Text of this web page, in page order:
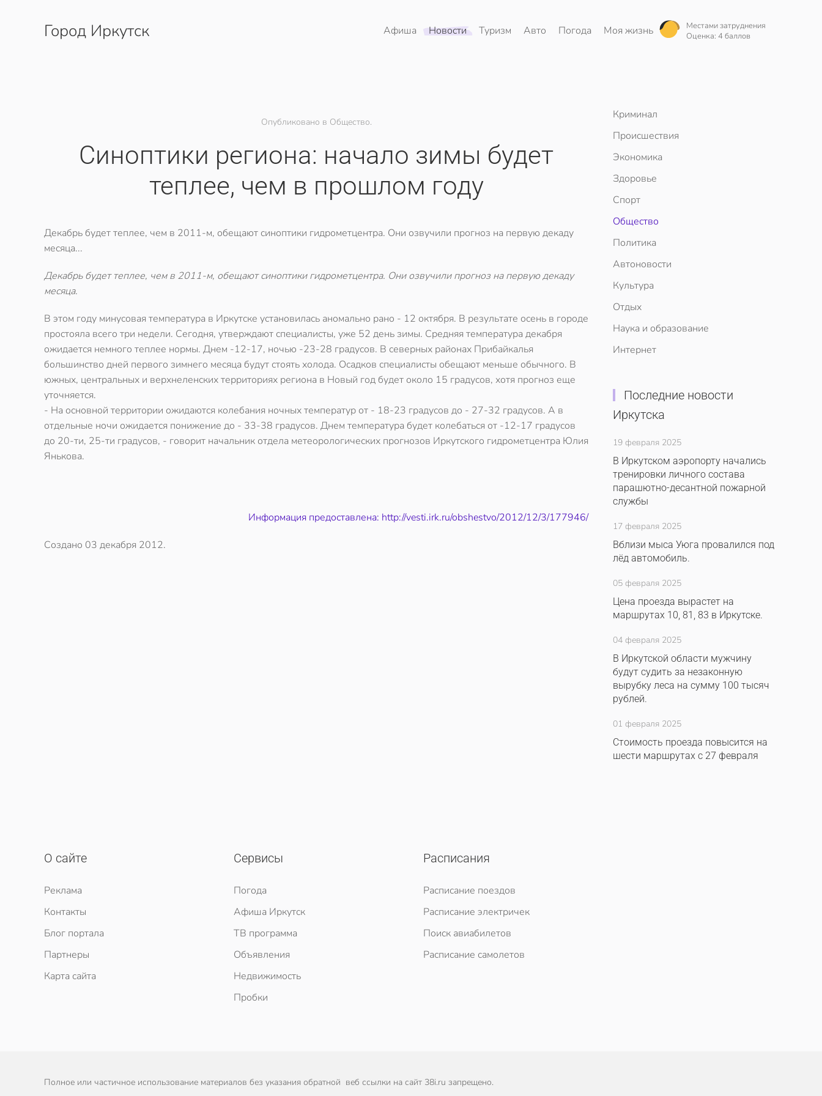
Перейти к содержимому
Город Иркутск Афиша Новости Туризм Авто Погода Моя жизнь
Местами затруднения
Оценка: 4 баллов
Опубликовано в Общество.
Синоптики региона: начало зимы будет
теплее, чем в прошлом году
Декабрь будет теплее, чем в 2011-м, обещают синоптики гидрометцентра. Они озвучили прогноз на первую декаду
месяца...
Декабрь будет теплее, чем в 2011-м, обещают синоптики гидрометцентра. Они озвучили прогноз на первую декаду
месяца.
В этом году минусовая температура в Иркутске установилась аномально рано - 12 октября. В результате осень в городе
простояла всего три недели. Сегодня, утверждают специалисты, уже 52 день зимы. Средняя температура декабря
ожидается немного теплее нормы. Днем -12-17, ночью -23-28 градусов. В северных районах Прибайкалья
большинство дней первого зимнего месяца будут стоять холода. Осадков специалисты обещают меньше обычного. В
южных, центральных и верхнеленских территориях региона в Новый год будет около 15 градусов, хотя прогноз еще
уточняется.
- На основной территории ожидаются колебания ночных температур от - 18-23 градусов до - 27-32 градусов. А в
отдельные ночи ожидается понижение до - 33-38 градусов. Днем температура будет колебаться от -12-17 градусов
до 20-ти, 25-ти градусов, - говорит начальник отдела метеорологических прогнозов Иркутского гидрометцентра Юлия
Янькова.
Информация предоставлена: http://vesti.irk.ru/obshestvo/2012/12/3/177946/
Создано 03 декабря 2012.
Криминал
Происшествия
Экономика
Здоровье
Спорт
Общество
Политика
Автоновости
Культура
Отдых
Наука и образование
Интернет
Последние новости
Иркутска
19 февраля 2025
В Иркутском аэропорту начались
тренировки личного состава
парашютно-десантной пожарной
службы
17 февраля 2025
Вблизи мыса Уюга провалился под
лёд автомобиль.
05 февраля 2025
Цена проезда вырастет на
маршрутах 10, 81, 83 в Иркутске.
04 февраля 2025
В Иркутской области мужчину
будут судить за незаконную
вырубку леса на сумму 100 тысяч
рублей.
01 февраля 2025
Стоимость проезда повысится на
шести маршрутах с 27 февраля
О сайте
Реклама
Контакты
Блог портала
Партнеры
Карта сайта
Сервисы
Погода
Афиша Иркутск
ТВ программа
Объявления
Недвижимость
Пробки
Расписания
Расписание поездов
Расписание электричек
Поиск авиабилетов
Расписание самолетов
Полное или частичное использование материалов без указания обратной веб ссылки на сайт 38i.ru запрещено.